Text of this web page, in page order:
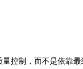
控制，而不是依靠